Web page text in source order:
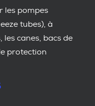
les pompes
tubes), à
canes, bacs de
protection